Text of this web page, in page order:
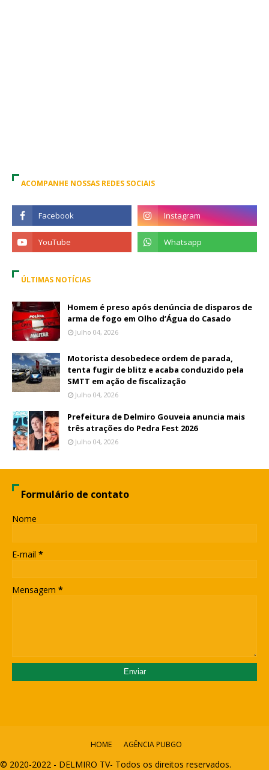
ACOMPANHE NOSSAS REDES SOCIAIS
ÚLTIMAS NOTÍCIAS
Homem é preso após denúncia de disparos de
arma de fogo em Olho d’Água do Casado
Julho 04, 2026
Motorista desobedece ordem de parada,
tenta fugir de blitz e acaba conduzido pela
SMTT em ação de fiscalização
Julho 04, 2026
Prefeitura de Delmiro Gouveia anuncia mais
três atrações do Pedra Fest 2026
Julho 04, 2026
Formulário de contato
Nome
E-mail *
Mensagem *
HOME AGÊNCIA PUBGO
© 2020-2022 - DELMIRO TV- Todos os direitos reservados.